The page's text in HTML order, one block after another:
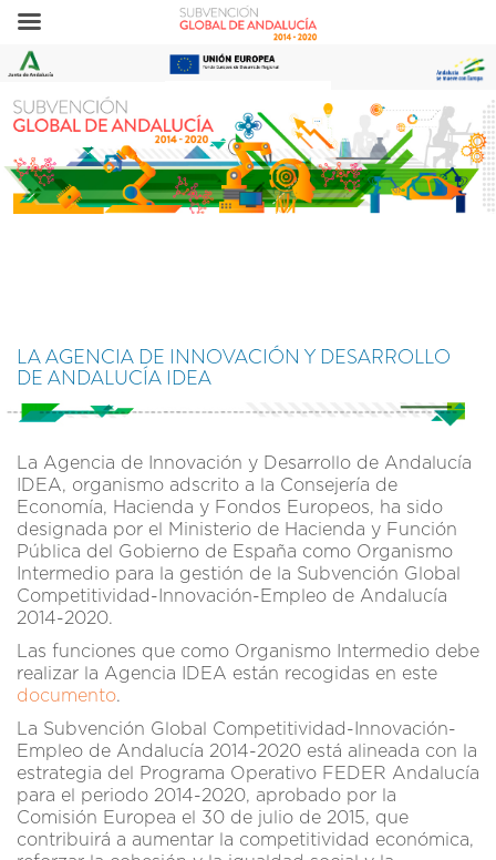
LA AGENCIA DE INNOVACIÓN Y DESARROLLO
DE ANDALUCÍA IDEA
La Agencia de Innovación y Desarrollo de Andalucía
IDEA, organismo adscrito a la Consejería de
Economía, Hacienda y Fondos Europeos, ha sido
designada por el Ministerio de Hacienda y Función
Pública del Gobierno de España como Organismo
Intermedio para la gestión de la Subvención Global
Competitividad-Innovación-Empleo de Andalucía
2014-2020.
Las funciones que como Organismo Intermedio debe
realizar la Agencia IDEA están recogidas en este
documento.
La Subvención Global Competitividad-Innovación-
Empleo de Andalucía 2014-2020 está alineada con la
estrategia del Programa Operativo FEDER Andalucía
para el periodo 2014-2020, aprobado por la
Comisión Europea el 30 de julio de 2015, que
contribuirá a aumentar la competitividad económica,